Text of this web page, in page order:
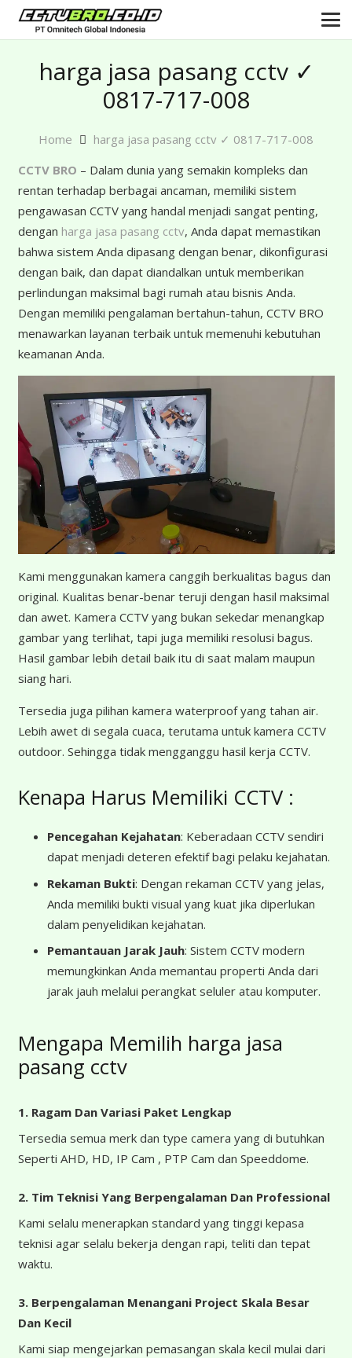
harga jasa pasang cctv ✓
0817-717-008
Home
harga jasa pasang cctv ✓ 0817-717-008
CCTV BRO – Dalam dunia yang semakin kompleks dan
rentan terhadap berbagai ancaman, memiliki sistem
pengawasan CCTV yang handal menjadi sangat penting,
dengan harga jasa pasang cctv, Anda dapat memastikan
bahwa sistem Anda dipasang dengan benar, dikonfigurasi
dengan baik, dan dapat diandalkan untuk memberikan
perlindungan maksimal bagi rumah atau bisnis Anda.
Dengan memiliki pengalaman bertahun-tahun, CCTV BRO
menawarkan layanan terbaik untuk memenuhi kebutuhan
keamanan Anda.
Kami menggunakan kamera canggih berkualitas bagus dan
original. Kualitas benar-benar teruji dengan hasil maksimal
dan awet. Kamera CCTV yang bukan sekedar menangkap
gambar yang terlihat, tapi juga memiliki resolusi bagus.
Hasil gambar lebih detail baik itu di saat malam maupun
siang hari.
Tersedia juga pilihan kamera waterproof yang tahan air.
Lebih awet di segala cuaca, terutama untuk kamera CCTV
outdoor. Sehingga tidak mengganggu hasil kerja CCTV.
Kenapa Harus Memiliki CCTV :
Pencegahan Kejahatan: Keberadaan CCTV sendiri
dapat menjadi deteren efektif bagi pelaku kejahatan.
Rekaman Bukti: Dengan rekaman CCTV yang jelas,
Anda memiliki bukti visual yang kuat jika diperlukan
dalam penyelidikan kejahatan.
Pemantauan Jarak Jauh: Sistem CCTV modern
memungkinkan Anda memantau properti Anda dari
jarak jauh melalui perangkat seluler atau komputer.
Mengapa Memilih harga jasa
pasang cctv
1. Ragam Dan Variasi Paket Lengkap
Tersedia semua merk dan type camera yang di butuhkan
Seperti AHD, HD, IP Cam , PTP Cam dan Speeddome.
2. Tim Teknisi Yang Berpengalaman Dan Professional
Kami selalu menerapkan standard yang tinggi kepasa
teknisi agar selalu bekerja dengan rapi, teliti dan tepat
waktu.
3. Berpengalaman Menangani Project Skala Besar
Dan Kecil
Kami siap mengejarkan pemasangan skala kecil mulai dari